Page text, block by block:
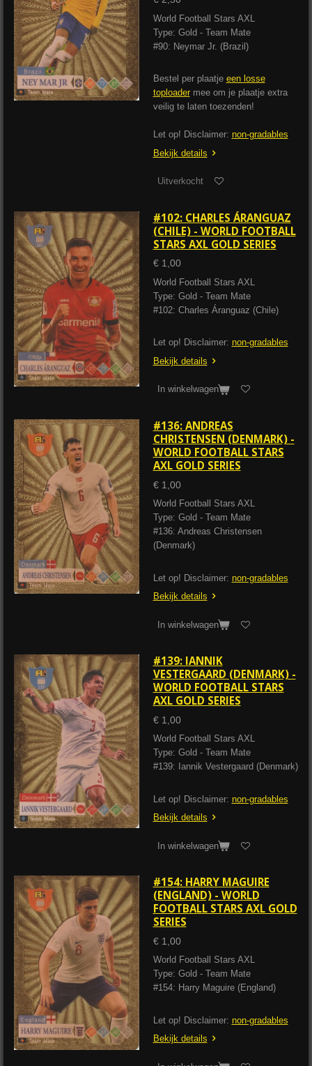
World Football Stars AXL
Type: Gold - Team Mate
#90: Neymar Jr. (Brazil)
Bestel per plaatje een losse
toploadermee om je plaatje extra
veilig te laten toezenden!
Let op! Disclaimer: non-gradables
Bekijk details
Uitverkocht
#102: CHARLES ÁRANGUAZ
(CHILE) - WORLD FOOTBALL
STARS AXL GOLD SERIES
€ 1,00
World Football Stars AXL
Type: Gold - Team Mate
#102: Charles Áranguaz (Chile)
Let op! Disclaimer: non-gradables
Bekijk details
In winkelwagen
#136: ANDREAS
CHRISTENSEN (DENMARK) -
WORLD FOOTBALL STARS
AXL GOLD SERIES
€ 1,00
World Football Stars AXL
Type: Gold - Team Mate
#136: Andreas Christensen
(Denmark)
Let op! Disclaimer: non-gradables
Bekijk details
In winkelwagen
#139: IANNIK
VESTERGAARD (DENMARK) -
WORLD FOOTBALL STARS
AXL GOLD SERIES
€ 1,00
World Football Stars AXL
Type: Gold - Team Mate
#139: Iannik Vestergaard (Denmark)
Let op! Disclaimer: non-gradables
Bekijk details
In winkelwagen
#154: HARRY MAGUIRE
(ENGLAND) - WORLD
FOOTBALL STARS AXL GOLD
SERIES
€ 1,00
World Football Stars AXL
Type: Gold - Team Mate
#154: Harry Maguire (England)
Let op! Disclaimer: non-gradables
Bekijk details